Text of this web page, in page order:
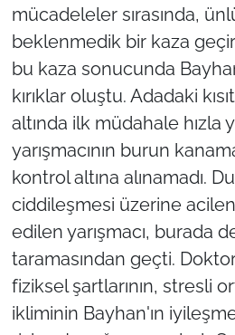
mücadeleler sırasında,
beklenmedik bir kaza
bu kaza sonucunda
kırıklar oluştu. Adadaki
altında ilk müdahale hızla
yarışmacının burun
kontrol altına alınamadı.
ciddileşmesi üzerine
edilen yarışmacı, burada
taramasından geçti.
fiziksel şartlarının, stresli
ikliminin Bayhan'ın